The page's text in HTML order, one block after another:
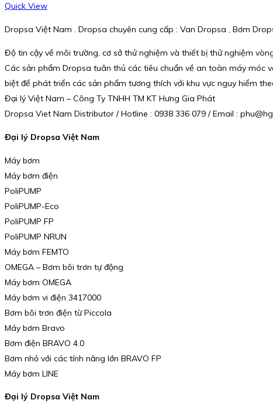
Quick View
Dropsa Việt Nam . Dropsa chuyên cung cấp : Van Dropsa , Bơm
Độ tin cậy về môi trường, cơ sở thử nghiệm và thiết bị thử nghiệm
Các sản phẩm Dropsa tuân thủ các tiêu chuẩn về an toàn máy móc
biệt để phát triển các sản phẩm tương thích với khu vực nguy hiểm
Đại lý Việt Nam – Công Ty TNHH TM KT Hưng Gia Phát
Dropsa Viet Nam Distributor / Hotline : 0938 336 079 / Email :
Đại lý Dropsa Việt Nam
Máy bơm
Máy bơm điện
PoliPUMP
PoliPUMP-Eco
PoliPUMP FP
PoliPUMP NRUN
Máy bơm FEMTO
OMEGA – Bơm bôi trơn tự động
Máy bơm OMEGA
Máy bơm vi điện 3417000
Bơm bôi trơn điện từ Piccola
Máy bơm Bravo
Bơm điện BRAVO 4.0
Bơm nhỏ với các tính năng lớn BRAVO FP
Máy bơm LINE
Đại lý Dropsa Việt Nam